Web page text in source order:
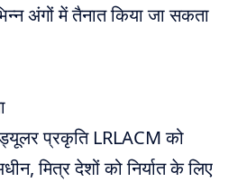
अंगों में तैनात किया जा सकता
प्रकृति LRLACM को
मित्र देशों को निर्यात के लिए